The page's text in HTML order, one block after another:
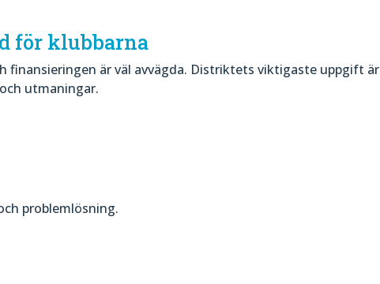
för klubbarna
finansieringen är väl avvägda. Distriktets viktigaste uppgift
utmaningar.
problemlösning.